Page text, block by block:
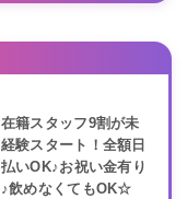
在籍スタッフ9割が未
経験スタート！全額日
払いOK♪お祝い金有り
♪飲めなくてもOK☆